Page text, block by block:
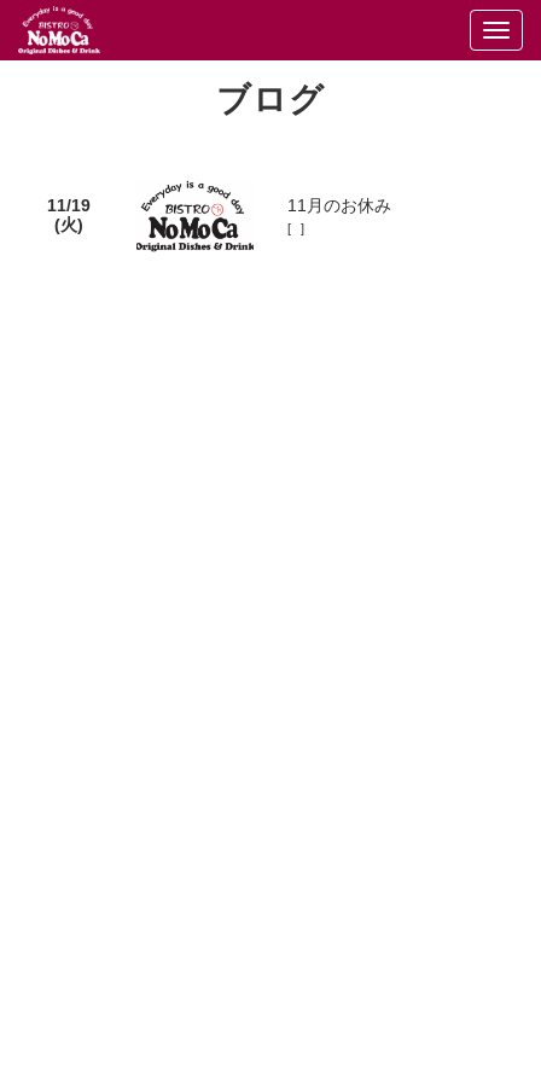
ブログ
11/19
(火)
11月のお休み
[ ]